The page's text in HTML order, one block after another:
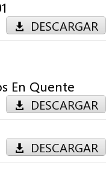
DESCARGAR
En Quente
DESCARGAR
DESCARGAR